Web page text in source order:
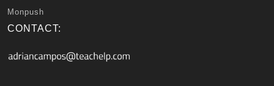
Monpush
CONTACT: